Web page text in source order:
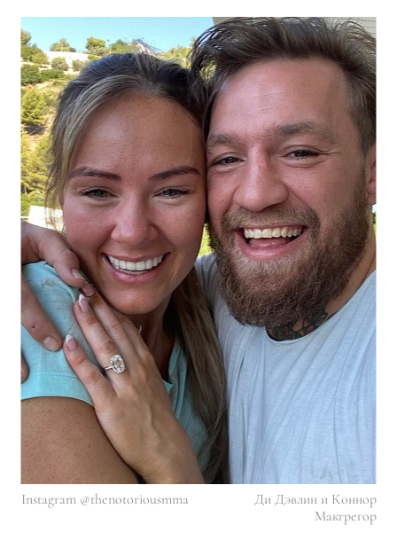
Instagram @thenotoriousmma
Ди Дэвлин и Коннор
Макгрегор